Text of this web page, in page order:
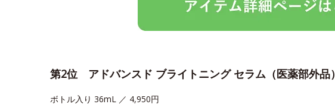
第2位 アドバンスド ブライトニング セラム（医薬部外品）
ボトル入り 36mL ／ 4,950円